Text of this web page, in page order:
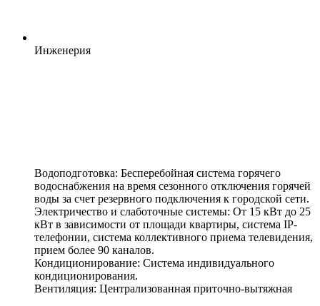
Инженерия
Водоподготовка: Бесперебойная система горячего
водоснабжения на время сезонного отключения горячей
воды за счет резервного подключения к городской сети.
Электричество и слаботочные системы: От 15 кВт до 25
кВт в зависимости от площади квартиры, система IP-
телефонии, система коллективного приема телевидения,
прием более 90 каналов.
Кондиционирование: Система индивидуального
кондиционирования.
Вентиляция: Централизованная приточно-вытяжная